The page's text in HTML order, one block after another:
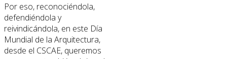
Por eso, reconociéndola,
defendiéndola y
reivindicándola, en este Día
Mundial de la Arquitectura,
desde el CSCAE, queremos